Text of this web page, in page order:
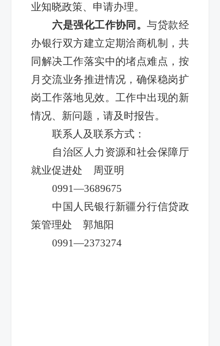
业知晓政策、申请办理。
六是强化工作协同。与贷款经
办银行双方建立定期洽商机制，共
同解决工作落实中的堵点难点，按
月交流业务推进情况，确保稳岗扩
岗工作落地见效。工作中出现的新
情况、新问题，请及时报告。
联系人及联系方式：
自治区人力资源和社会保障厅
就业促进处 周亚明
0991—3689675
中国人民银行新疆分行信贷政
策管理处 郭旭阳
0991—2373274